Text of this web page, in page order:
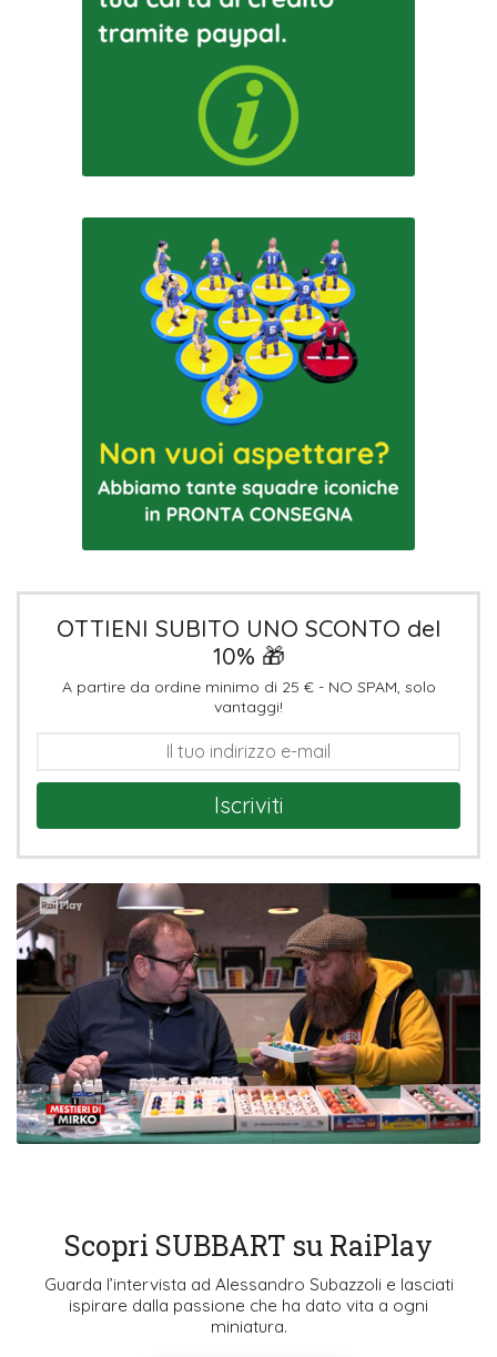
OTTIENI SUBITO UNO SCONTO del
10% 🎁
A partire da ordine minimo di 25 € - NO SPAM, solo
vantaggi!
Iscriviti
Scopri SUBBART su RaiPlay
Guarda l’intervista ad Alessandro Subazzoli e lasciati
ispirare dalla passione che ha dato vita a ogni
miniatura.